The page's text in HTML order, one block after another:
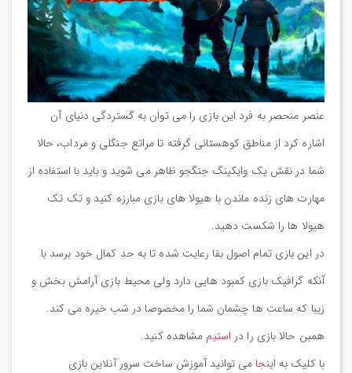
عنصر منحصر به فرد این بازی را می توان به گستردگی دنیای آن
اشاره کرد از مناطق کوهستانی گرفته تا مراتع جنگلی و مرداب، حالا
شما در نقش یک وایکینگ جنگجو ظاهر می شوید و باید با استفاده از
مهارت های زنده ماندن با هیولا های بازی مبارزه کنید و تک تک
هیولا ها را شکست دهید.
در این بازی تمام اصول بقا رعایت شده تا به حد کمال خود برسد با
آنکه گرافیک بازی کمبود هایی دارد ولی محیط بازی آرامش بخش و
زیبا که ساعت ها چشمان شما را مخصوصا در شب خیره می کند.
همین حالا بازی را در استیم مشاهده کنید.
با کلیک به اینجا می توانید آموزش ساخت سرور آنلاین بازی